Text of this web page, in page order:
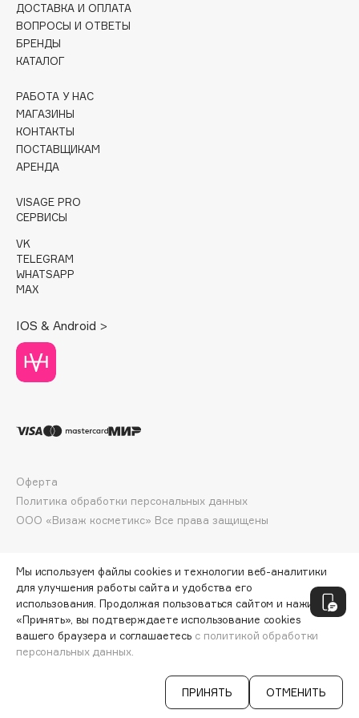
Collagenina
Consly
Corimo
Cottolina
Crescina
Cunzite
Curaprox
D
d'Alba
DABO
Darphin
Davines
Deonica
Divage
Dolomit
Dorco
Dr.Althea
Dr.Ceuracle
Dr.Jart+
DSD de Luxe
СООБЩИТЬ О ПОСТУПЛЕНИИ
ДОСТАВКА И ОПЛАТА
ВОПРОСЫ И ОТВЕТЫ
БРЕНДЫ
КАТАЛОГ
РАБОТА У НАС
МАГАЗИНЫ
КОНТАКТЫ
ПОСТАВЩИКАМ
АРЕНДА
VISAGE PRO
СЕРВИСЫ
VK
TELEGRAM
WHATSAPP
MAX
IOS & Android >
ООО «Визаж косметикс» Все права защищены
Оферта
Политика обработки персональных данных
Мы используем файлы cookies и технологии веб-аналитики
для улучшения работы сайта и удобства его
использования. Продолжая пользоваться сайтом и нажимая
«Принять», вы подтверждаете использование cookies
вашего браузера и соглашаетесь с политикой обработки
персональных данных.
ПРИНЯТЬ ОТМЕНИТЬ